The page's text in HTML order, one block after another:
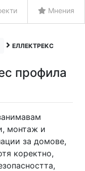
Мнения
ЕЛЛЕКТРЕКС
профила
монтаж и
за домове,
коректно,